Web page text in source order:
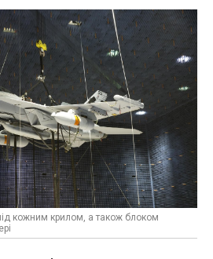
кожним крилом, а також блоком